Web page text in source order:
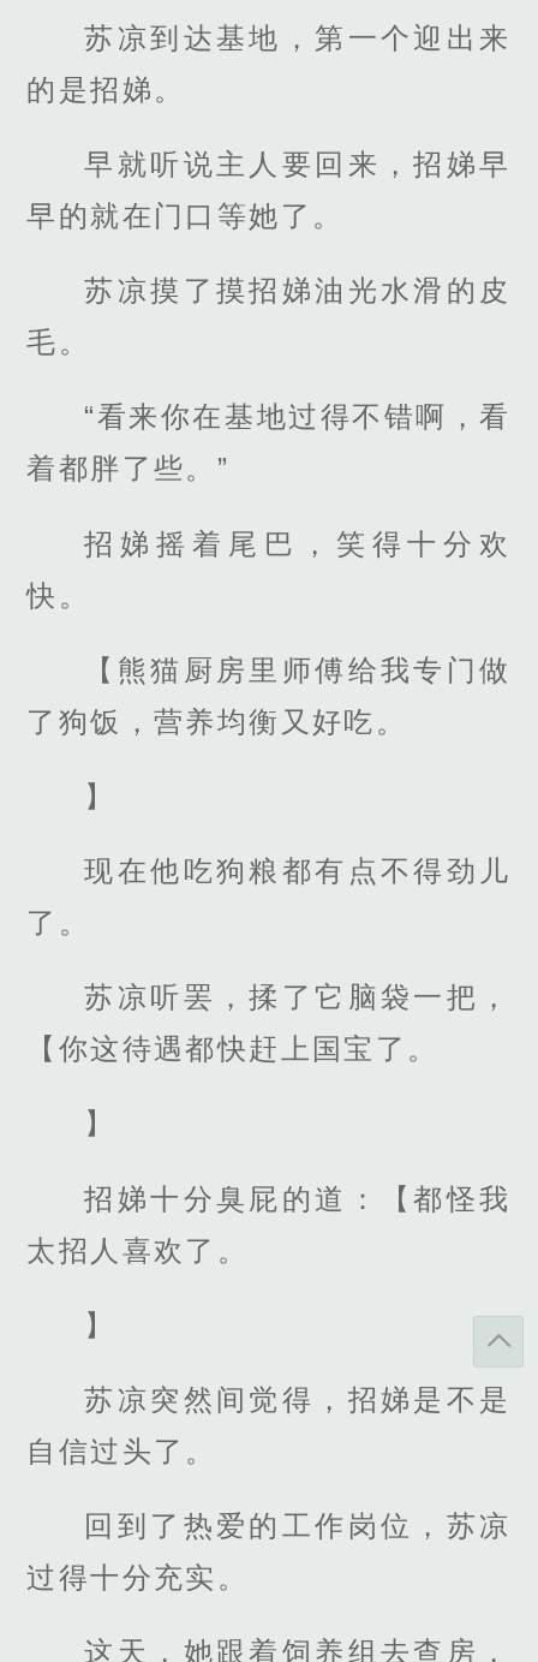
苏凉到达基地，第一个迎出来
的是招娣。
早就听说主人要回来，招娣早
早的就在门口等她了。
苏凉摸了摸招娣油光水滑的皮
毛。
“看来你在基地过得不错啊，看
着都胖了些。”
招娣摇着尾巴，笑得十分欢
快。
【熊猫厨房里师傅给我专门做
了狗饭，营养均衡又好吃。
】
现在他吃狗粮都有点不得劲儿
了。
苏凉听罢，揉了它脑袋一把，
【你这待遇都快赶上国宝了。
】
招娣十分臭屁的道：【都怪我
太招人喜欢了。
】
苏凉突然间觉得，招娣是不是
自信过头了。
回到了热爱的工作岗位，苏凉
过得十分充实。
这天，她跟着饲养组去查房，